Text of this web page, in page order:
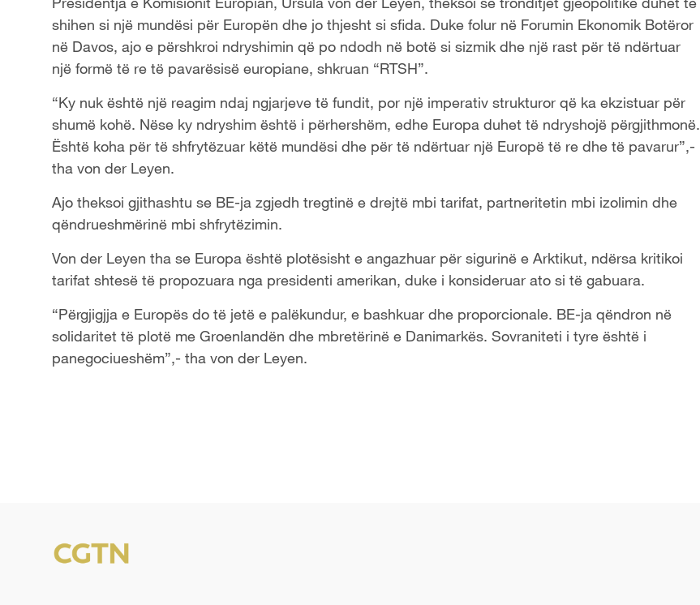
shihen si një mundësi për Europën dhe jo thjesht si sfida. Duke folur në Forumin Ekonomik Botëror
në Davos, ajo e përshkroi ndryshimin që po ndodh në botë si sizmik dhe një rast për të ndërtuar
një formë të re të pavarësisë europiane, shkruan “RTSH”.
“Ky nuk është një reagim ndaj ngjarjeve të fundit, por një imperativ strukturor që ka ekzistuar për
shumë kohë. Nëse ky ndryshim është i përhershëm, edhe Europa duhet të ndryshojë përgjithmonë.
Është koha për të shfrytëzuar këtë mundësi dhe për të ndërtuar një Europë të re dhe të pavarur”,-
tha von der Leyen.
Ajo theksoi gjithashtu se BE-ja zgjedh tregtinë e drejtë mbi tarifat, partneritetin mbi izolimin dhe
qëndrueshmërinë mbi shfrytëzimin.
Von der Leyen tha se Europa është plotësisht e angazhuar për sigurinë e Arktikut, ndërsa kritikoi
tarifat shtesë të propozuara nga presidenti amerikan, duke i konsideruar ato si të gabuara.
“Përgjigjja e Europës do të jetë e palëkundur, e bashkuar dhe proporcionale. BE-ja qëndron në
solidaritet të plotë me Groenlandën dhe mbretërinë e Danimarkës. Sovraniteti i tyre është i
panegociueshëm”,- tha von der Leyen.